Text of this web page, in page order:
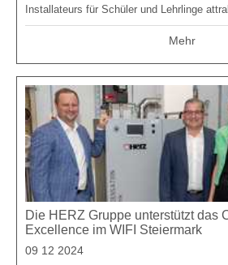
Installateurs für Schüler und Lehrlinge
Mehr
Die HERZ Gruppe unterstützt das
Excellence im WIFI Steiermark
09 12 2024